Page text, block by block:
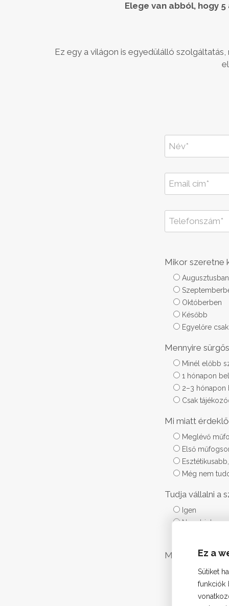
Ez a
Sütiket
funkciók
Elege van abból, hogy
Ez egy a világon is egyedülálló
Mikor szeretne
Augusztusban
Októberben
Később
Egyelőre
Mennyire
Minél előbb
1 hónapon
2–3 hónapon
Csak
Mi miatt
Meglévő
Első
Még nem
Tudja vállalni a
Igen
Nem biztos
Melyik
Délelőtt
Délután
Bármikor